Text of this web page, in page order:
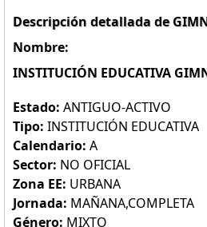
Descripción detallada de
Nombre:
INSTITUCIÓN EDUCATIVA
Estado: ANTIGUO-ACTIVO
Tipo: INSTITUCIÓN EDUCATIVA
Calendario: A
Sector: NO OFICIAL
Zona EE: URBANA
Jornada: MAÑANA,COMPLETA
Género: MIXTO